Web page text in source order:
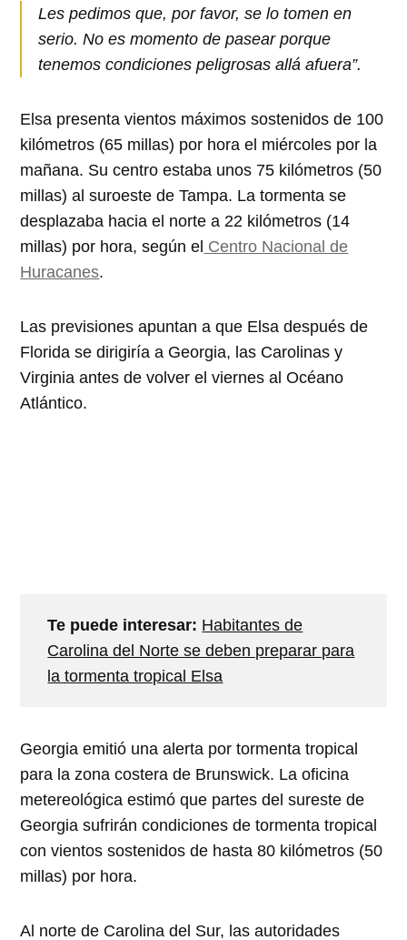
Les pedimos que, por favor, se lo tomen en
serio. No es momento de pasear porque
tenemos condiciones peligrosas allá afuera”.
Elsa presenta vientos máximos sostenidos de 100
kilómetros (65 millas) por hora el miércoles por la
mañana. Su centro estaba unos 75 kilómetros (50
millas) al suroeste de Tampa. La tormenta se
desplazaba hacia el norte a 22 kilómetros (14
millas) por hora, según el Centro Nacional de
Huracanes.
Las previsiones apuntan a que Elsa después de
Florida se dirigiría a Georgia, las Carolinas y
Virginia antes de volver el viernes al Océano
Atlántico.
Te puede interesar: Habitantes de
Carolina del Norte se deben preparar para
la tormenta tropical Elsa
Georgia emitió una alerta por tormenta tropical
para la zona costera de Brunswick. La oficina
metereológica estimó que partes del sureste de
Georgia sufrirán condiciones de tormenta tropical
con vientos sostenidos de hasta 80 kilómetros (50
millas) por hora.
Al norte de Carolina del Sur, las autoridades